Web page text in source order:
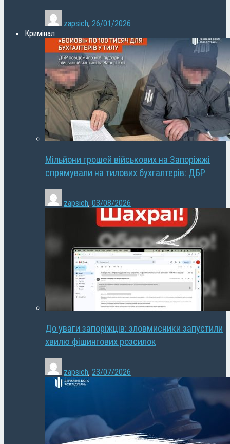
zapsich, 26/01/2026
Кримінал
Мільйони грошей військових на Запоріжжі
спрямували на тилових бухгалтерів: ДБР
zapsich, 03/08/2026
До уваги запоріжців: зловмисники запустили
хвилю фішингових розсилок
zapsich, 23/07/2026